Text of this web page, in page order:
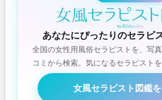
あなたにぴったりのセラピ
全国の女性用風俗セラピストを、写
コミから検索。気になるセラピスト
女風セラピスト図鑑